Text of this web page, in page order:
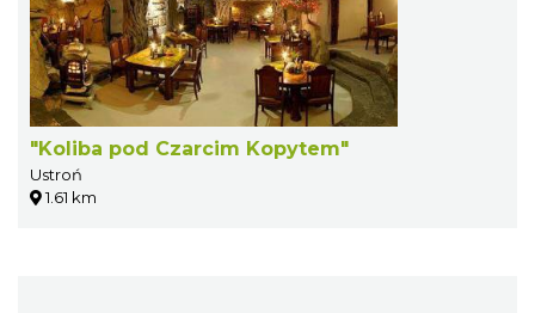
"Koliba pod Czarcim Kopytem"
Ustroń
1.61 km